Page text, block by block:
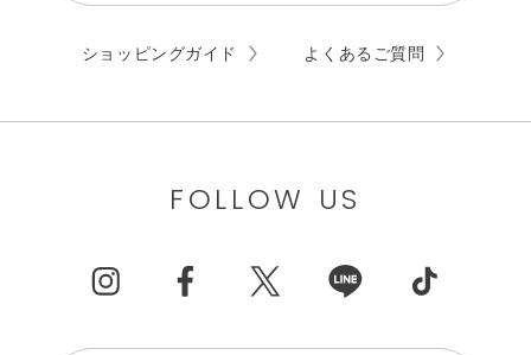
ショッピングガイド よくあるご質問
FOLLOW US